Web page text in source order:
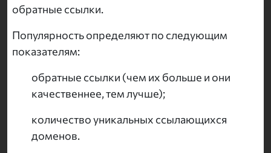
обратные ссылки.
Популярность определяют по следующим
показателям:
обратные ссылки (чем их больше и они
качественнее, тем лучше);
количество уникальных ссылающихся
доменов.